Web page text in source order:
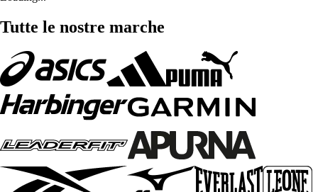
Tutte le nostre marche